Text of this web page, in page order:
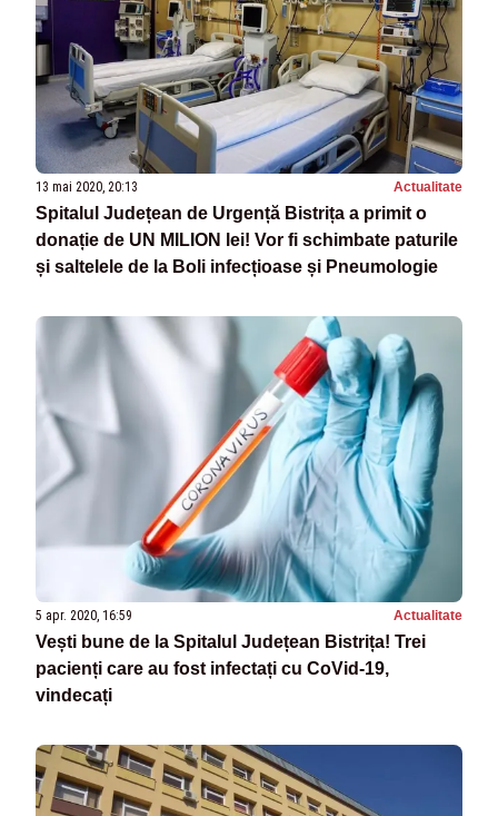
13 mai 2020, 20:13 Actualitate
Spitalul Județean de Urgență Bistrița a primit o
donație de UN MILION lei! Vor fi schimbate paturile
și saltelele de la Boli infecțioase și Pneumologie
5 apr. 2020, 16:59 Actualitate
Vești bune de la Spitalul Județean Bistrița! Trei
pacienți care au fost infectați cu CoVid-19,
vindecați